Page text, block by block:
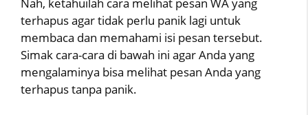
Nah, ketahuilah cara melihat pesan WA yang
terhapus agar tidak perlu panik lagi untuk
membaca dan memahami isi pesan tersebut.
Simak cara-cara di bawah ini agar Anda yang
mengalaminya bisa melihat pesan Anda yang
terhapus tanpa panik.